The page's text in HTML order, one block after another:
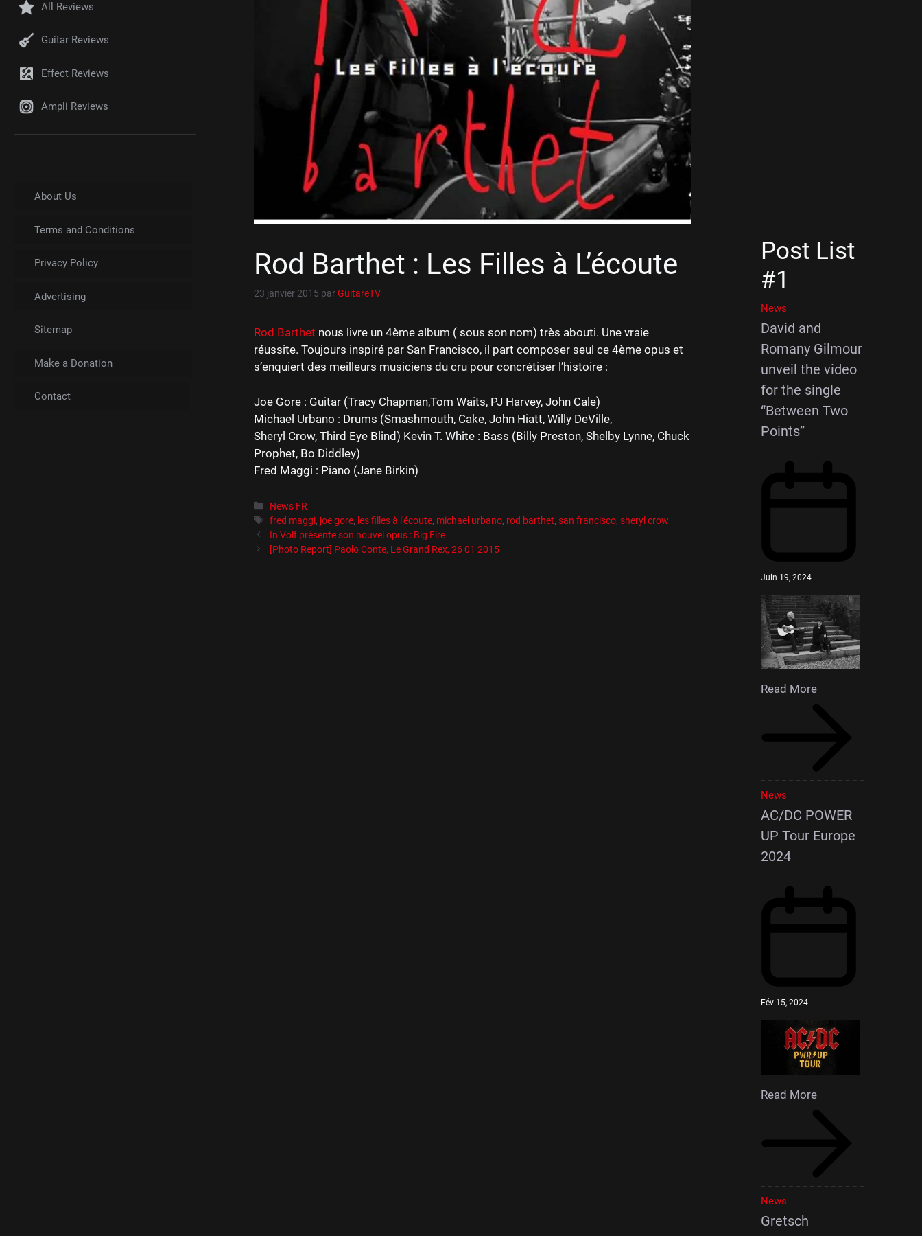
Rod Barthet : Les Filles à L’écoute
23 janvier 2015 parGuitareTV
Rod Barthet nous livre un 4ème album ( sous son nom) très abouti. Une vraie
réussite. Toujours inspiré par San Francisco, il part composer seul ce 4ème opus et
s’enquiert des meilleurs musiciens du cru pour concrétiser l’histoire :
Joe Gore : Guitar (Tracy Chapman,Tom Waits, PJ Harvey, John Cale)
Michael Urbano : Drums (Smashmouth, Cake, John Hiatt, Willy DeVille,
Sheryl Crow, Third Eye Blind) Kevin T. White : Bass (Billy Preston, Shelby Lynne, Chuck
Prophet, Bo Diddley)
Fred Maggi : Piano (Jane Birkin)
Catégories
News FR
Étiquettes
fred maggi, joe gore, les filles à l'écoute, michael urbano, rod barthet,san francisco,sheryl crow
In Volt présente son nouvel opus : Big Fire
[Photo Report] Paolo Conte, Le Grand Rex, 26 01 2015
All Reviews
Guitar Reviews
Effect Reviews
Ampli Reviews
About Us
Terms and Conditions
Privacy Policy
Advertising
Sitemap
Make a Donation
Contact
Post List
#1
News
David and
Romany Gilmour
unveil the video
for the single
“Between Two
Points”
Juin 19, 2024
Read More
News
AC/DC POWER
UP Tour Europe
2024
Fév 15, 2024
Read More
News
Gretsch